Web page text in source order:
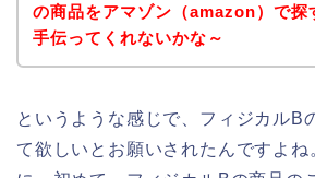
の商品をアマゾン（amazon）で探
手伝ってくれないかな～
というような感じで、フィジカルB
て欲しいとお願いされたんですよ